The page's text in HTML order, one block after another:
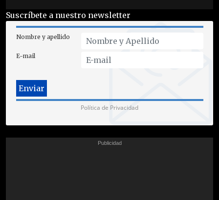
Suscríbete a nuestro newsletter
Nombre y apellido
E-mail
Política de Privacidad